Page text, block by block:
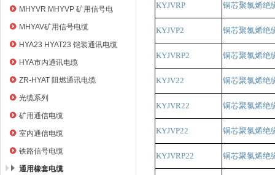
MHYVR MHYVP 矿用信号电
缆
MHYAV矿用信号电缆
HYA23 HYAT23 铠装通讯电缆
HYA市内通讯电缆
ZR-HYAT 阻燃通讯电缆
光缆系列
矿用通信电缆
室内通信电缆
铁路信号电缆
通用橡套电缆
KYJVRP 铜芯聚氯烯绝
KYJVP2 铜芯聚氯烯绝
KYJVRP2 铜芯聚氯烯绝
KYJV22 铜芯聚氯烯绝
KYJVR22 铜芯聚氯烯绝
KYJVP22 铜芯聚氯烯绝
KYJVRP22 铜芯聚氯烯绝